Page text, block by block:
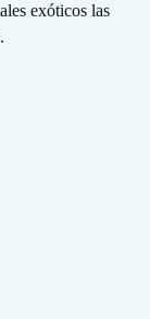
exóticos las